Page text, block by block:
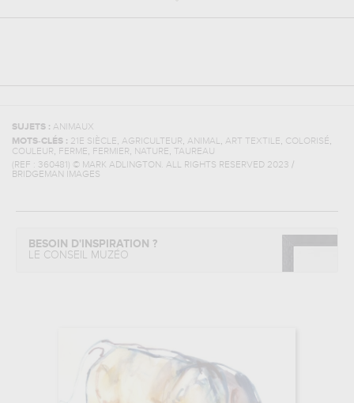
SUJETS : ANIMAUX
MOTS-CLÉS : 21E SIÈCLE, AGRICULTEUR, ANIMAL, ART TEXTILE, COLORISÉ,
COULEUR, FERME, FERMIER, NATURE, TAUREAU
(REF : 360481 ) © MARK ADLINGTON. ALL RIGHTS RESERVED 2023 /
BRIDGEMAN IMAGES
BESOIN D'INSPIRATION ?
LE CONSEIL MUZÉO